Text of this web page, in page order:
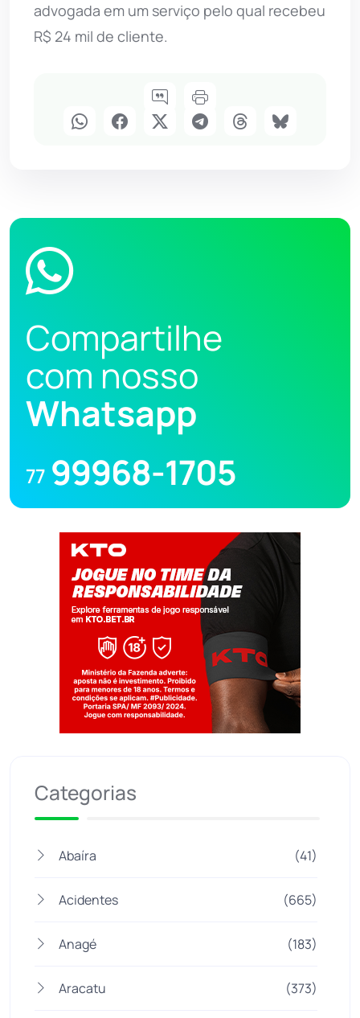
advogada em um serviço pelo qual recebeu
R$ 24 mil de cliente.
Compartilhe
com nosso
Whatsapp
77 99968-1705
Categorias
Abaíra (41)
Acidentes (665)
Anagé (183)
Aracatu (373)